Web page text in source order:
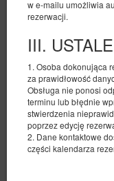
w e-mailu umożliwia
rezerwacji.
III.
1. Osoba dokonująca
za prawidłowość
Obsługa nie ponosi
terminu lub błędnie
stwierdzenia
poprzez edycję
2. Dane kontaktowe
części kalendarza